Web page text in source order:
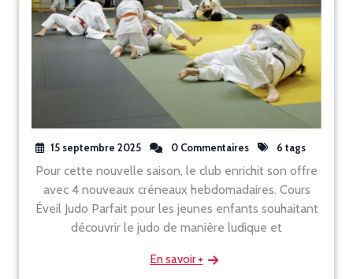
15 septembre 2025 0 Commentaires 6 tags
Pour cette nouvelle saison, le club enrichit son offre
avec 4 nouveaux créneaux hebdomadaires. Cours
Éveil Judo Parfait pour les jeunes enfants souhaitant
découvrir le judo de manière ludique et
En savoir +